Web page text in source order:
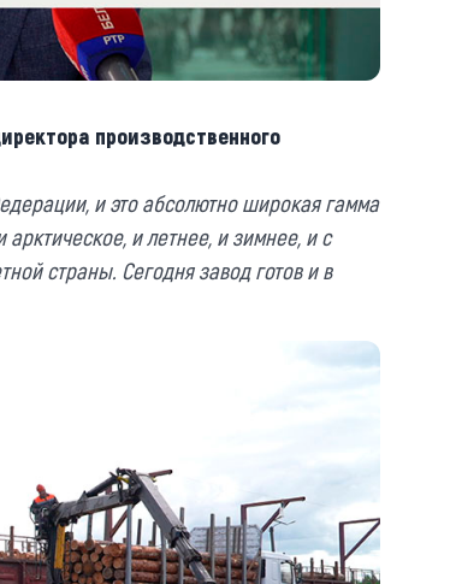
производственного
и это абсолютно широкая гамма
и летнее, и зимнее, и с
страны. Сегодня завод готов и в